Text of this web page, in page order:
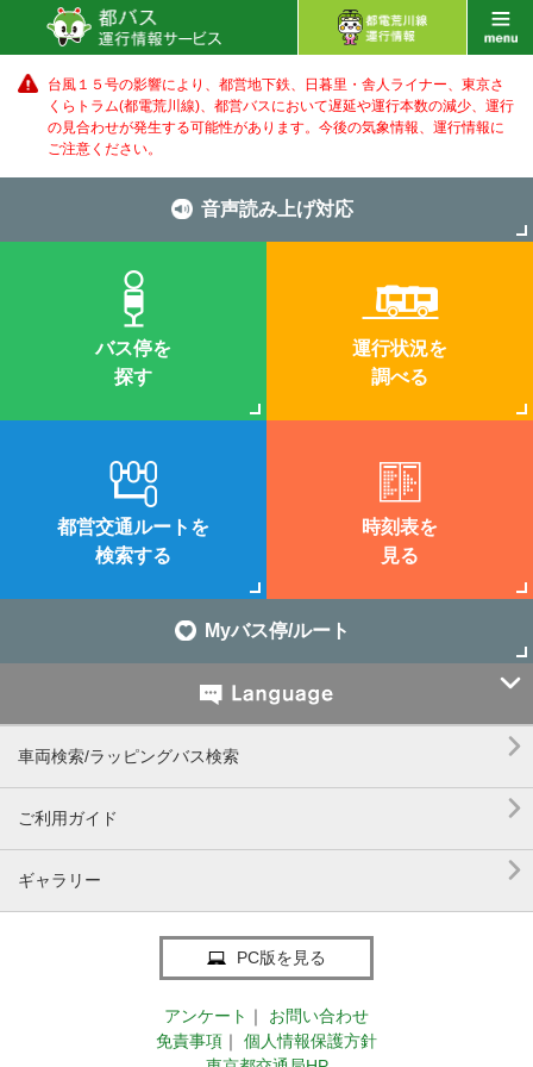
台風１５号の影響により、都営地下鉄、日暮里・舎人ライナー、東京さ
くらトラム(都電荒川線)、都営バスにおいて遅延や運行本数の減少、運行
の見合わせが発生する可能性があります。 今後の気象情報、運行情報に
ご注意ください。
音声読み上げ対応
バス停を
探す
運行状況を
調べる
都営交通ルートを
検索する
時刻表を
見る
Myバス停/ルート

車両検索/ラッピングバス検索 
ご利用ガイド 
ギャラリー 
PC版を見る
アンケート ｜
お問い合わせ
免責事項 ｜
個人情報保護方針